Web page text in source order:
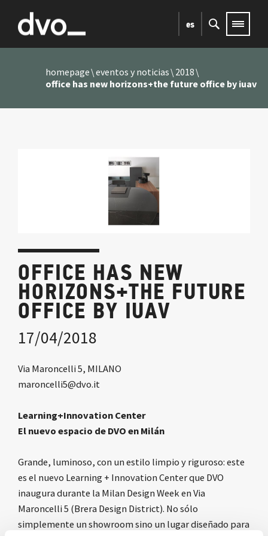
es
homepage eventos y noticias 2018
office has new horizons+the future office by iuav
OFFICE HAS NEW
HORIZONS+THE FUTURE
OFFICE BY IUAV
17/04/2018
Via Maroncelli 5, MILANO
maroncelli5@dvo.it
Learning+Innovation Center
El nuevo espacio de DVO en Milán
Grande, luminoso, con un estilo limpio y riguroso: este
es el nuevo Learning + Innovation Center que DVO
inaugura durante la Milan Design Week en Via
Maroncelli 5 (Brera Design District). No sólo
simplemente un showroom sino un lugar diseñado para